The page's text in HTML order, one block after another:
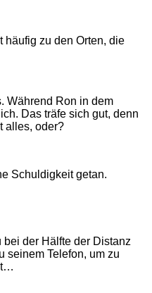
häufig zu den Orten, die
Während Ron in dem
Das träfe sich gut, denn
alles, oder?
Schuldigkeit getan.
der Hälfte der Distanz
seinem Telefon, um zu